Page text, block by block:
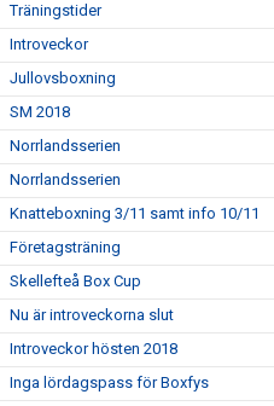
Träningstider
Introveckor
Jullovsboxning
SM 2018
Norrlandsserien
Norrlandsserien
Knatteboxning 3/11 samt info 10/11
Företagsträning
Skellefteå Box Cup
Nu är introveckorna slut
Introveckor hösten 2018
Inga lördagspass för Boxfys